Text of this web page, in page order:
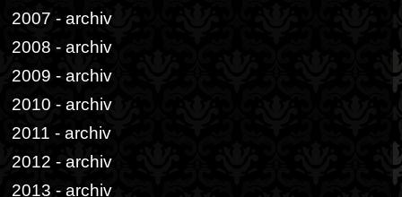
2007 - archiv
2008 - archiv
2009 - archiv
2010 - archiv
2011 - archiv
2012 - archiv
2013 - archiv